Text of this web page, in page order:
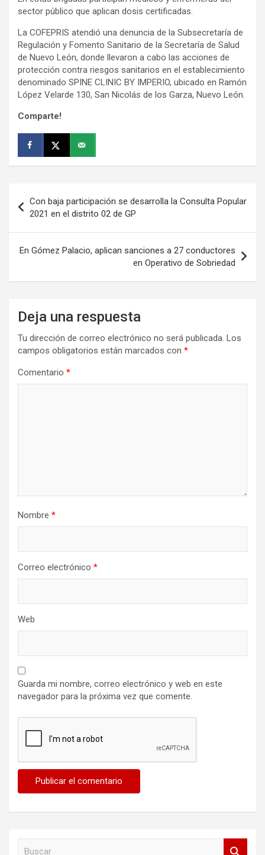
sector público que aplican dosis certificadas.
La COFEPRIS atendió una denuncia de la Subsecretaría de
Regulación y Fomento Sanitario de la Secretaría de Salud
de Nuevo León, donde llevaron a cabo las acciones de
protección contra riesgos sanitarios en el establecimiento
denominado SPINE CLINIC BY IMPERIO, ubicado en Ramón
López Velarde 130, San Nicolás de los Garza, Nuevo León.
Comparte!
de
entradas
Con baja participación se desarrolla la Consulta Popular
2021 en el distrito 02 de GP
En Gómez Palacio, aplican sanciones a 27 conductores
en Operativo de Sobriedad
Deja una respuesta
Tu dirección de correo electrónico no será publicada. Los
campos obligatorios están marcados con *
Comentario *
Nombre *
Correo electrónico *
Web
Guarda mi nombre, correo electrónico y web en este
navegador para la próxima vez que comente.